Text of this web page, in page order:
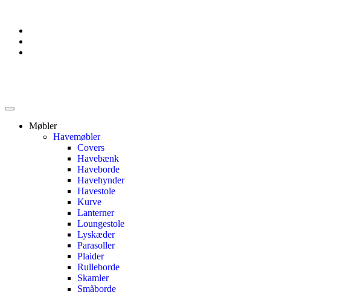
Møbler
Havemøbler
Covers
Havebænk
Haveborde
Havehynder
Havestole
Kurve
Lanterner
Loungestole
Lyskæder
Parasoller
Plaider
Rulleborde
Skamler
Småborde